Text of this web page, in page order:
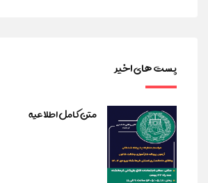
پست های اخیر
متن کامل اطلاعیه